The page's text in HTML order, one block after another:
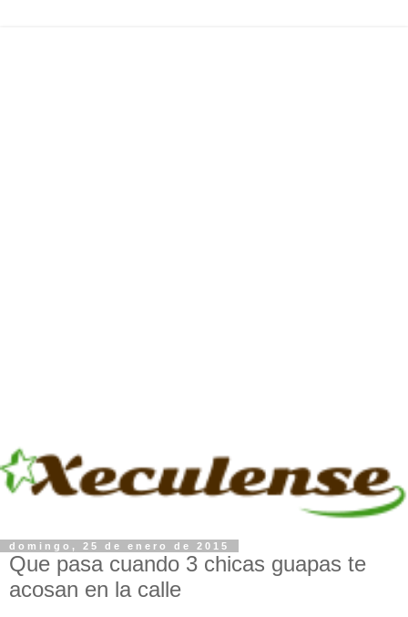
domingo, 25 de enero de 2015
Que pasa cuando 3 chicas guapas te
acosan en la calle